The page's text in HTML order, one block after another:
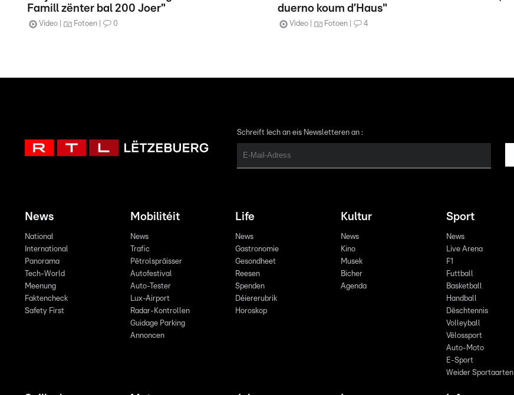
Famill zënter bal 200 Joer"
Video Fotoen 0
duerno koum d’Haus"
Video Fotoen 4
Schreift Iech an eis Newsletteren an :
News
National
International
Panorama
Tech-World
Meenung
Faktencheck
Safety First
Mobilitéit
News
Trafic
Pëtrolspräisser
Autofestival
Auto-Tester
Lux-Airport
Radar-Kontrollen
Guidage Parking
Annoncen
Life
News
Gastronomie
Gesondheet
Reesen
Spenden
Déiererubrik
Horoskop
Kultur
News
Kino
Musek
Bicher
Agenda
Sport
News
Live Arena
F1
Futtball
Basketball
Handball
Dëschtennis
Volleyball
Vëlossport
Auto-Moto
E-Sport
Weider Sportaarten